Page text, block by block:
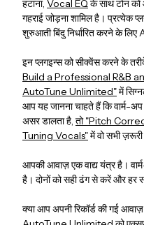
हटाना, Vocal EQके साथ टोन
गहराई जोड़ना शामिल है। प्रत्येक
शुरुआती बिंदु निर्धारित करने के लिए
इन प्लगइन्स को सीक्वेंस करने के
Build a Professional R&B
AutoTune Unlimited"में
आप यह जानना चाहते हैं कि वार्म-
असर डालता है, तो "Pitch
Tuning Vocals"में वो सभी
आपकी आवाज़ एक वाद्य यंत्र है।
है। दोनों को सही ढंग से करें और हर
क्या आप अपनी रिकॉर्ड की गई